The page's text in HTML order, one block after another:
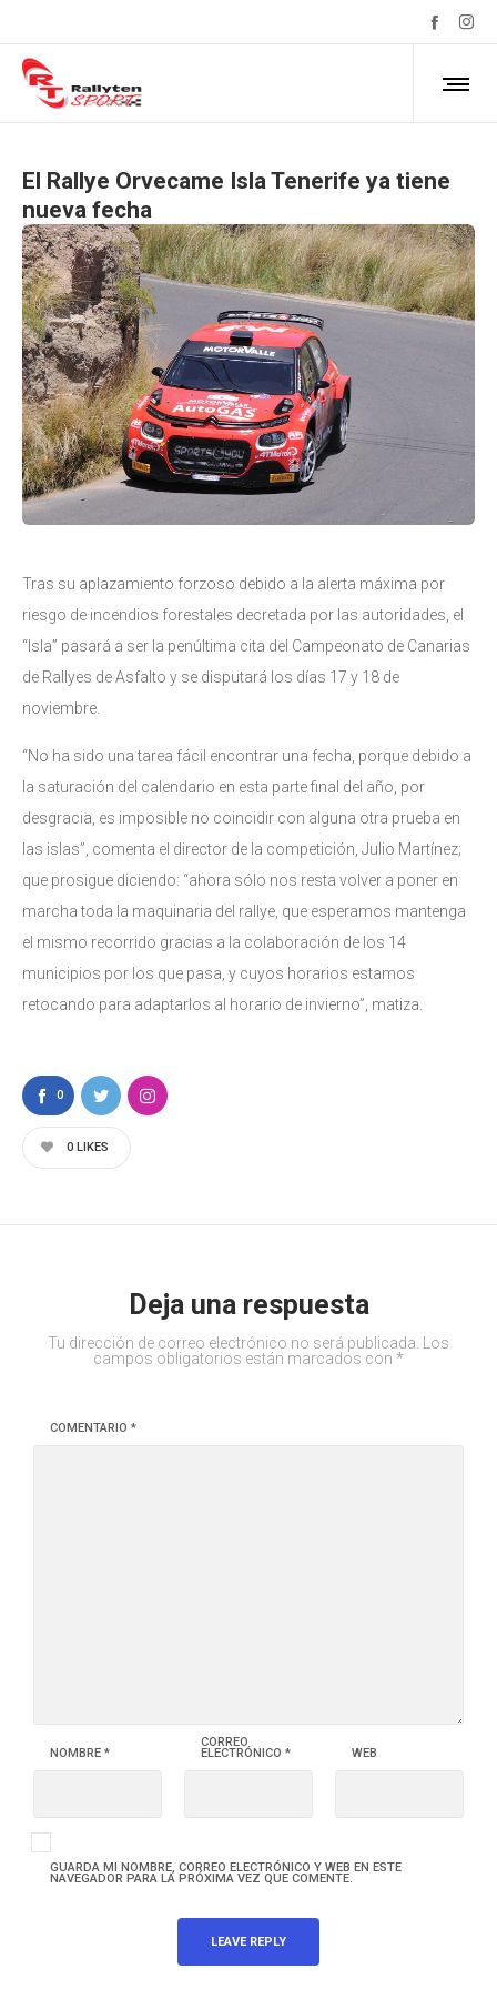
El Rallye Orvecame Isla Tenerife ya tiene
nueva fecha
Tras su aplazamiento forzoso debido a la alerta máxima por
riesgo de incendios forestales decretada por las autoridades, el
“Isla” pasará a ser la penúltima cita del Campeonato de Canarias
de Rallyes de Asfalto y se disputará los días 17 y 18 de
noviembre.
“No ha sido una tarea fácil encontrar una fecha, porque debido a
la saturación del calendario en esta parte final del año, por
desgracia, es imposible no coincidir con alguna otra prueba en
las islas”, comenta el director de la competición, Julio Martínez;
que prosigue diciendo: “ahora sólo nos resta volver a poner en
marcha toda la maquinaria del rallye, que esperamos mantenga
el mismo recorrido gracias a la colaboración de los 14
municipios por los que pasa, y cuyos horarios estamos
retocando para adaptarlos al horario de invierno”, matiza.
0
0 LIKES
Deja una respuesta
Tu dirección de correo electrónico no será publicada.
Los
campos obligatorios están marcados con *
COMENTARIO *
NOMBRE *
CORREO
ELECTRÓNICO * WEB
GUARDA MI NOMBRE, CORREO ELECTRÓNICO Y WEB EN ESTE
NAVEGADOR PARA LA PRÓXIMA VEZ QUE COMENTE.